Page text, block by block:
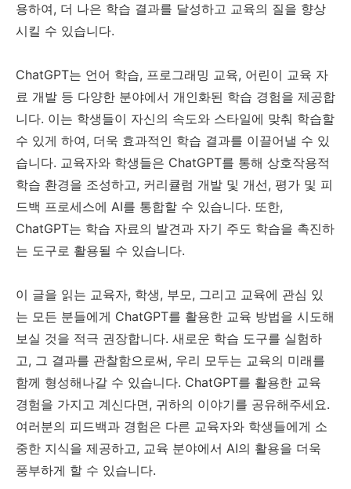
용하여, 더 나은 학습 결과를 달성하고 교육의 질을 향상
시킬 수 있습니다.
ChatGPT는 언어 학습, 프로그래밍 교육, 어린이 교육 자
료 개발 등 다양한 분야에서 개인화된 학습 경험을 제공합
니다. 이는 학생들이 자신의 속도와 스타일에 맞춰 학습할
수 있게 하여, 더욱 효과적인 학습 결과를 이끌어낼 수 있
습니다. 교육자와 학생들은 ChatGPT를 통해 상호작용적
학습 환경을 조성하고, 커리큘럼 개발 및 개선, 평가 및 피
드백 프로세스에 AI를 통합할 수 있습니다. 또한,
ChatGPT는 학습 자료의 발견과 자기 주도 학습을 촉진하
는 도구로 활용될 수 있습니다.
이 글을 읽는 교육자, 학생, 부모, 그리고 교육에 관심 있
는 모든 분들에게 ChatGPT를 활용한 교육 방법을 시도해
보실 것을 적극 권장합니다. 새로운 학습 도구를 실험하
고, 그 결과를 관찰함으로써, 우리 모두는 교육의 미래를
함께 형성해나갈 수 있습니다. ChatGPT를 활용한 교육
경험을 가지고 계신다면, 귀하의 이야기를 공유해주세요.
여러분의 피드백과 경험은 다른 교육자와 학생들에게 소
중한 지식을 제공하고, 교육 분야에서 AI의 활용을 더욱
풍부하게 할 수 있습니다.